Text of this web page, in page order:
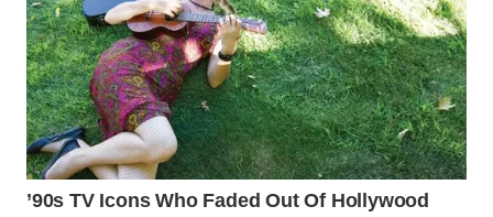
Wahana
Network
KONSUMEN
LISTRIK
MASYARAKAT